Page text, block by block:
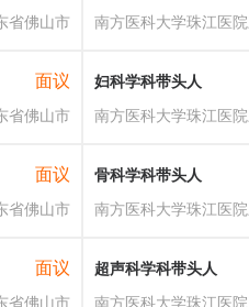
省佛山市
面议
省佛山市
妇科学科带头人
面议
省佛山市
骨科学科带头人
面议
省佛山市
超声科学科带头人